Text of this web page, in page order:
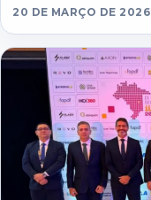
20 DE MARÇO DE 2026